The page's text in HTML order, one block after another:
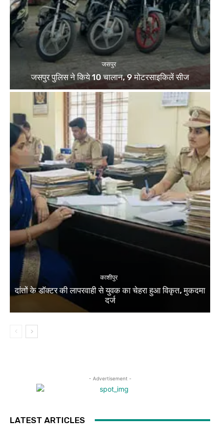
जसपुर
जसपुर पुलिस ने किये 10 चालान, 9 मोटरसाइकिलें सीज
काशीपुर
दांतों के डॉक्टर की लापरवाही से युवक का चेहरा हुआ विकृत, मुकदमा
दर्ज
- Advertisement -
LATEST ARTICLES